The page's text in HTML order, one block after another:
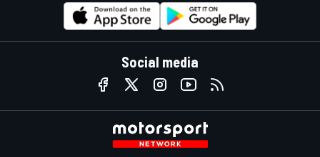
Social media